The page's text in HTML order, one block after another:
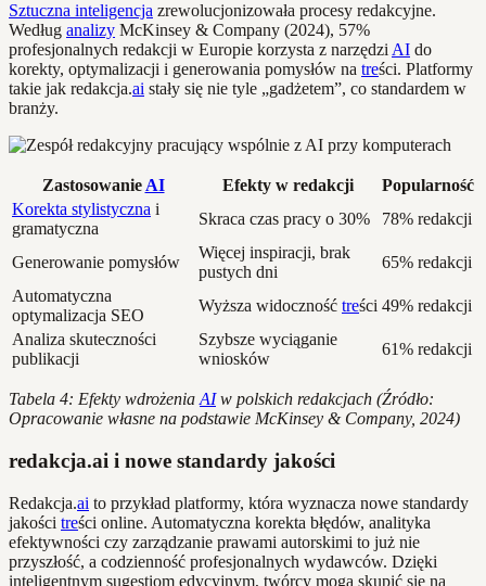
Sztuczna inteligencja zrewolucjonizowała procesy redakcyjne.
Według analizy McKinsey & Company (2024), 57%
profesjonalnych redakcji w Europie korzysta z narzędziAI do
korekty, optymalizacji i generowania pomysłów na treści. Platformy
takie jak redakcja.ai stały się nie tyle „gadżetem”, co standardem w
branży.
ZastosowanieAI Efekty w redakcji
Popularność
Korekta stylistyczna i
gramatyczna
Skraca czas pracy o 30% 78% redakcji
Generowanie pomysłów
Więcej inspiracji, brak
pustych dni
65% redakcji
Automatyczna
optymalizacja SEO
Wyższa widoczność treści 49% redakcji
Analiza skuteczności
publikacji
Szybsze wyciąganie
wniosków
61% redakcji
Tabela 4: Efekty wdrożeniaAIw polskich redakcjach (Źródło:
Opracowanie własne na podstawie McKinsey & Company, 2024)
redakcja.ai i nowe standardy jakości
Redakcja.ai to przykład platformy, która wyznacza nowe standardy
jakości treści online. Automatyczna korekta błędów, analityka
efektywności czy zarządzanie prawami autorskimi to już nie
przyszłość, a codzienność profesjonalnych wydawców. Dzięki
inteligentnym sugestiom edycyjnym, twórcy mogą skupić się na